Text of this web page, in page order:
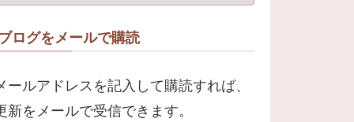
ログをメールで購読
ールアドレスを記入して購読すれば、
新をメールで受信できます。